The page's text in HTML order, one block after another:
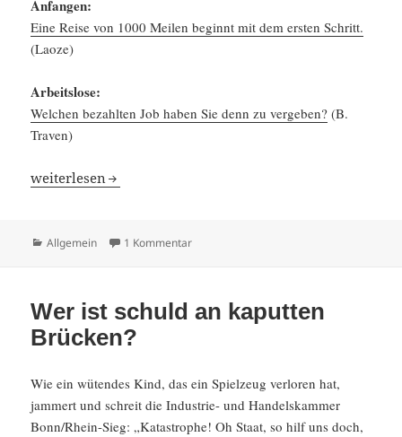
Anfangen:
Eine Reise von 1000 Meilen beginnt mit dem ersten Schritt.
(Laoze)
Arbeits­lose:
Welchen bezahlten Job haben Sie denn zu vergeben? (B.
Traven)
88 Anti-Dogmen
weiter­lesen
Kategorien
Allgemein 1 Kommentarzu 88 Anti-Dogmen
Wer ist schuld an kaputten
Brücken?
Wie ein wütendes Kind, das ein Spiel­zeug verloren hat,
jammert und schreit die Indus­trie- und Handels­kammer
Bonn/Rhein-Sieg: „Katastrophe! Oh Staat, so hilf uns doch,